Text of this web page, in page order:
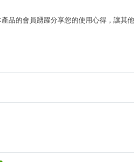
品的會員踴躍分享您的使用心得，讓其